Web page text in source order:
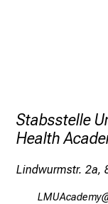
Stabsstelle
Health
Lindwurmstr. 2a,
VOCFygmivј